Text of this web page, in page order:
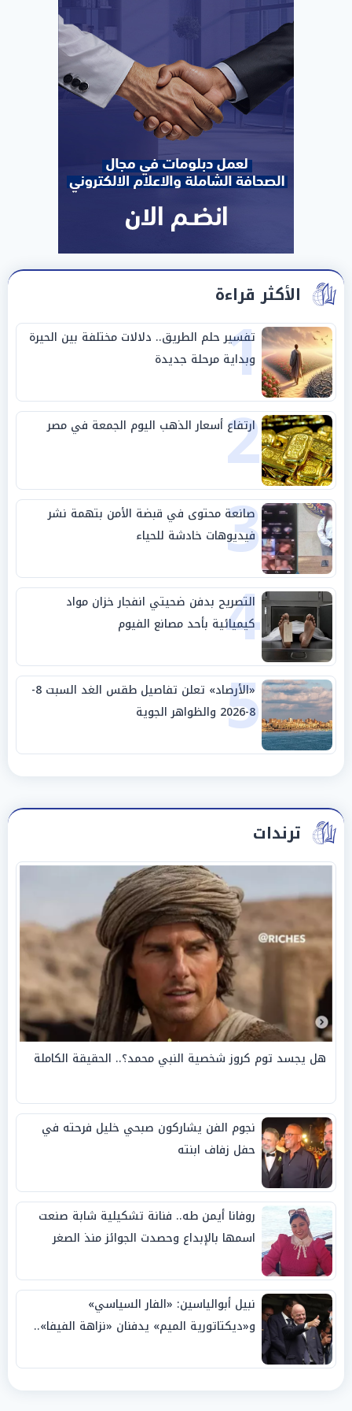
الأكثر قراءة
1
تفسير حلم الطريق.. دلالات مختلفة بين الحيرة
وبداية مرحلة جديدة
2
ارتفاع أسعار الذهب اليوم الجمعة في مصر
3
صانعة محتوى في قبضة الأمن بتهمة نشر
فيديوهات خادشة للحياء
4
التصريح بدفن ضحيتي انفجار خزان مواد
كيميائية بأحد مصانع الفيوم
5
«الأرصاد» تعلن تفاصيل طقس الغد السبت 8-
8-2026 والظواهر الجوية
ترندات
هل يجسد توم كروز شخصية النبي محمد؟.. الحقيقة الكاملة
نجوم الفن يشاركون صبحي خليل فرحته في
حفل زفاف ابنته
روفانا أيمن طه.. فنانة تشكيلية شابة صنعت
اسمها بالإبداع وحصدت الجوائز منذ الصغر
نبيل أبوالياسين: «الفار السياسي»
و«ديكتاتورية الميم» يدفنان «نزاهة الفيفا»..